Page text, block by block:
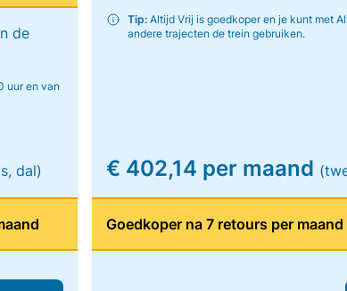
de
uur en van
dal)
Tip:Altijd Vrij is goedkoper en je kunt met
andere trajecten de trein gebruiken.
€ 402,14 per maand
Goedkoper na 7 retours per maand